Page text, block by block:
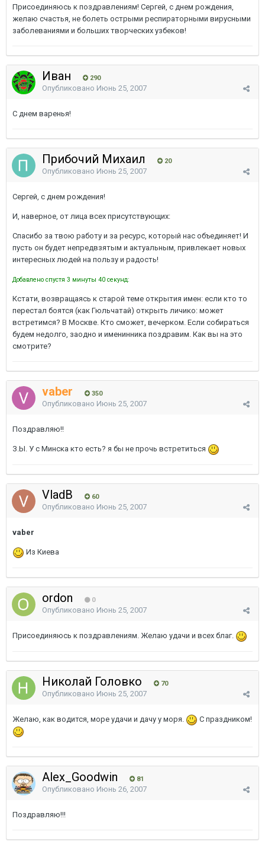
Присоединяюсь к поздравлениям! Сергей, с днем рождения,
желаю счастья, не болеть острыми респираторными вирусными
заболеваниями и больших творческих узбеков!
Иван 290
Опубликовано Июнь 25, 2007
С днем варенья!
Прибочий Михаил 20
Опубликовано Июнь 25, 2007
Сергей, с днем рождения!
И, наверное, от лица всех присутствующих:
Спасибо за твою работу и за ресурс, который нас объединяет! И
пусть он будет непредвзятым и актуальным, привлекает новых
интересных людей на пользу и радость!
Добавлено спустя 3 минуты 40 секунд:
Кстати, возвращаясь к старой теме открытия имен: если кто то
перестал боятся (как Гюльчатай) открыть личико: может
встретимся? В Москве. Кто сможет, вечерком. Если собираться
будем недолго, заодно и именинника поздравим. Как вы на это
смотрите?
vaber 350
Опубликовано Июнь 25, 2007
Поздравляю!!
З.Ы. У с Минска кто есть? я бы не прочь встретиться
VladB 60
Опубликовано Июнь 25, 2007
vaber
Из Киева
ordon 0
Опубликовано Июнь 25, 2007
Присоединяюсь к поздравлениям. Желаю удачи и всeх благ.
Николай Головко 70
Опубликовано Июнь 25, 2007
Желаю, как водится, море удачи и дачу у моря. С праздником!
Alex_Goodwin 81
Опубликовано Июнь 26, 2007
Поздравляю!!!